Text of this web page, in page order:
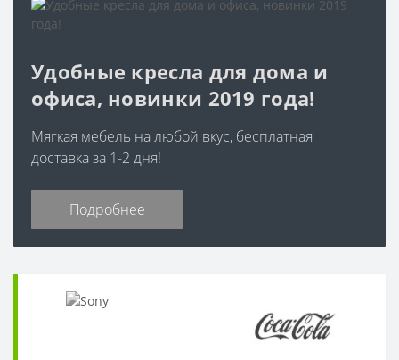
Удобные кресла для дома и
офиса, новинки 2019 года!
Мягкая мебель на любой вкус, бесплатная
доставка за 1-2 дня!
Подробнее